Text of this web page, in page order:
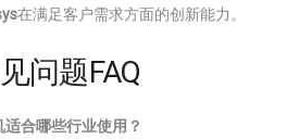
在满足客户需求方面的创新能力。
问题FAQ
合哪些行业使用？